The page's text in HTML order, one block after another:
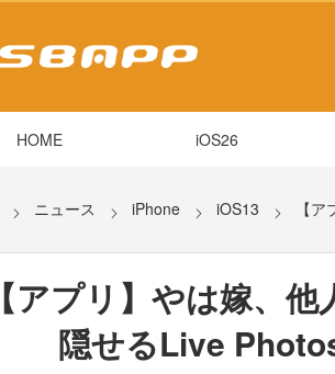
HOME iOS26
ニュース iPhone iOS13 【
【アプリ】やは嫁、
隠せるLive